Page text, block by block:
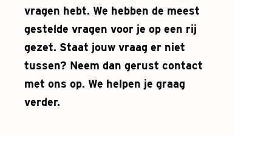
vragen hebt. We hebben de meest
gestelde vragen voor je op een rij
gezet. Staat jouw vraag er niet
tussen? Neem dan gerust contact
met ons op. We helpen je graag
verder.